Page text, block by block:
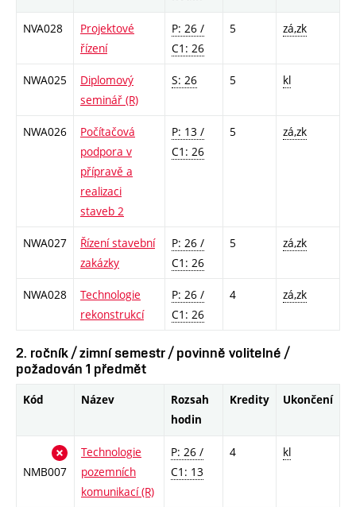
NVA028
Projektové
řízení
P: 26 /
C1: 26
5 zá,zk
NWA025
Diplomový
seminář (R)
S: 26 5 kl
NWA026
Počítačová
podpora v
přípravě a
realizaci
staveb 2
P: 13 /
C1: 26
5 zá,zk
NWA027
Řízení stavební
zakázky
P: 26 /
C1: 26
5 zá,zk
NWA028
Technologie
rekonstrukcí
P: 26 /
C1: 26
4 zá,zk
2. ročník / zimní semestr / povinně volitelné /
požadován 1 předmět
Kód Název
Rozsah
hodin
Kredity Ukončení
NMB007
Technologie
pozemních
komunikací (R)
P: 26 /
C1: 13
4 kl